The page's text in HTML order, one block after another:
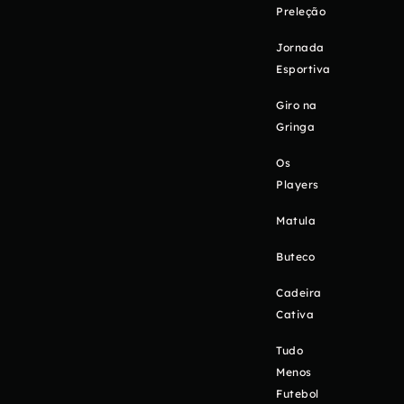
Preleção
Jornada
Esportiva
Giro na
Gringa
Os
Players
Matula
Buteco
Cadeira
Cativa
Tudo
Menos
Futebol